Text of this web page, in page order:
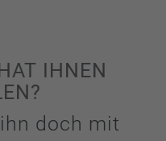
IHNEN
doch mit